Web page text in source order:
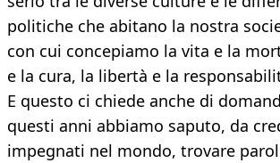
politiche che abitano la nostra
con cui concepiamo la vita e la
e la cura, la libertà e la
E questo ci chiede anche di
questi anni abbiamo saputo, da
impegnati nel mondo, trovare